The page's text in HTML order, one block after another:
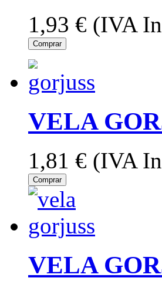
1,93 € (IVA
Comprar
VELA
1,81 € (IVA
Comprar
VELA